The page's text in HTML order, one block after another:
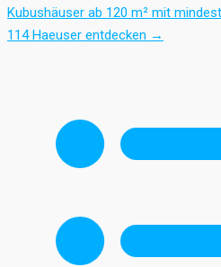
Kubushäuser ab 120 m² mit
114 Haeuser entdecken →